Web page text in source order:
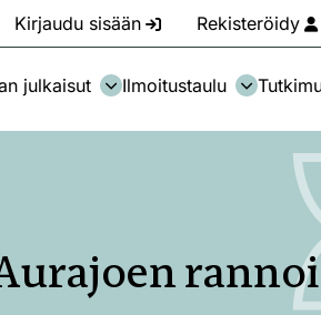
Kirjaudu sisään Rekisteröidy
julkaisut Ilmoitustaulu